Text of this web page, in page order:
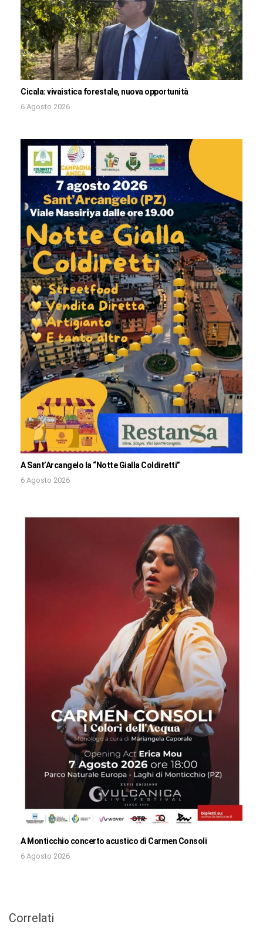
Cicala: vivaistica forestale, nuova opportunità
6 Agosto 2026
A Sant’Arcangelo la “Notte Gialla Coldiretti”
6 Agosto 2026
A Monticchio concerto acustico di Carmen Consoli
6 Agosto 2026
Correlati